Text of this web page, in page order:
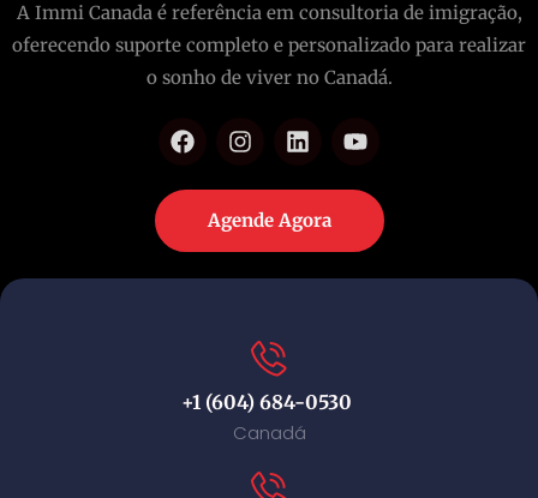
A Immi Canada é referência em consultoria de imigração,
oferecendo suporte completo e personalizado para realizar
o sonho de viver no Canadá.
Agende Agora
+1 (604) 684-0530
Canadá